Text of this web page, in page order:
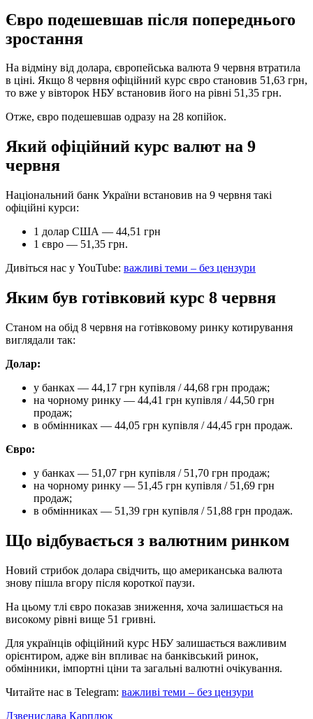
Євро подешевшав після попереднього
зростання
На відміну від долара, європейська валюта 9 червня втратила
в ціні. Якщо 8 червня офіційний курс євро становив 51,63 грн,
то вже у вівторок НБУ встановив його на рівні 51,35 грн.
Отже, євро подешевшав одразу на 28 копійок.
Який офіційний курс валют на 9
червня
Національний банк України встановив на 9 червня такі
офіційні курси:
1 долар США — 44,51 грн
1 євро — 51,35 грн.
Дивіться нас у YouTube: важливі теми – без цензури
Яким був готівковий курс 8 червня
Станом на обід 8 червня на готівковому ринку котирування
виглядали так:
Долар:
у банках — 44,17 грн купівля / 44,68 грн продаж;
на чорному ринку — 44,41 грн купівля / 44,50 грн
продаж;
в обмінниках — 44,05 грн купівля / 44,45 грн продаж.
Євро:
у банках — 51,07 грн купівля / 51,70 грн продаж;
на чорному ринку — 51,45 грн купівля / 51,69 грн
продаж;
в обмінниках — 51,39 грн купівля / 51,88 грн продаж.
Що відбувається з валютним ринком
Новий стрибок долара свідчить, що американська валюта
знову пішла вгору після короткої паузи.
На цьому тлі євро показав зниження, хоча залишається на
високому рівні вище 51 гривні.
Для українців офіційний курс НБУ залишається важливим
орієнтиром, адже він впливає на банківський ринок,
обмінники, імпортні ціни та загальні валютні очікування.
Читайте нас в Telegram: важливі теми – без цензури
Дзвенислава Карплюк